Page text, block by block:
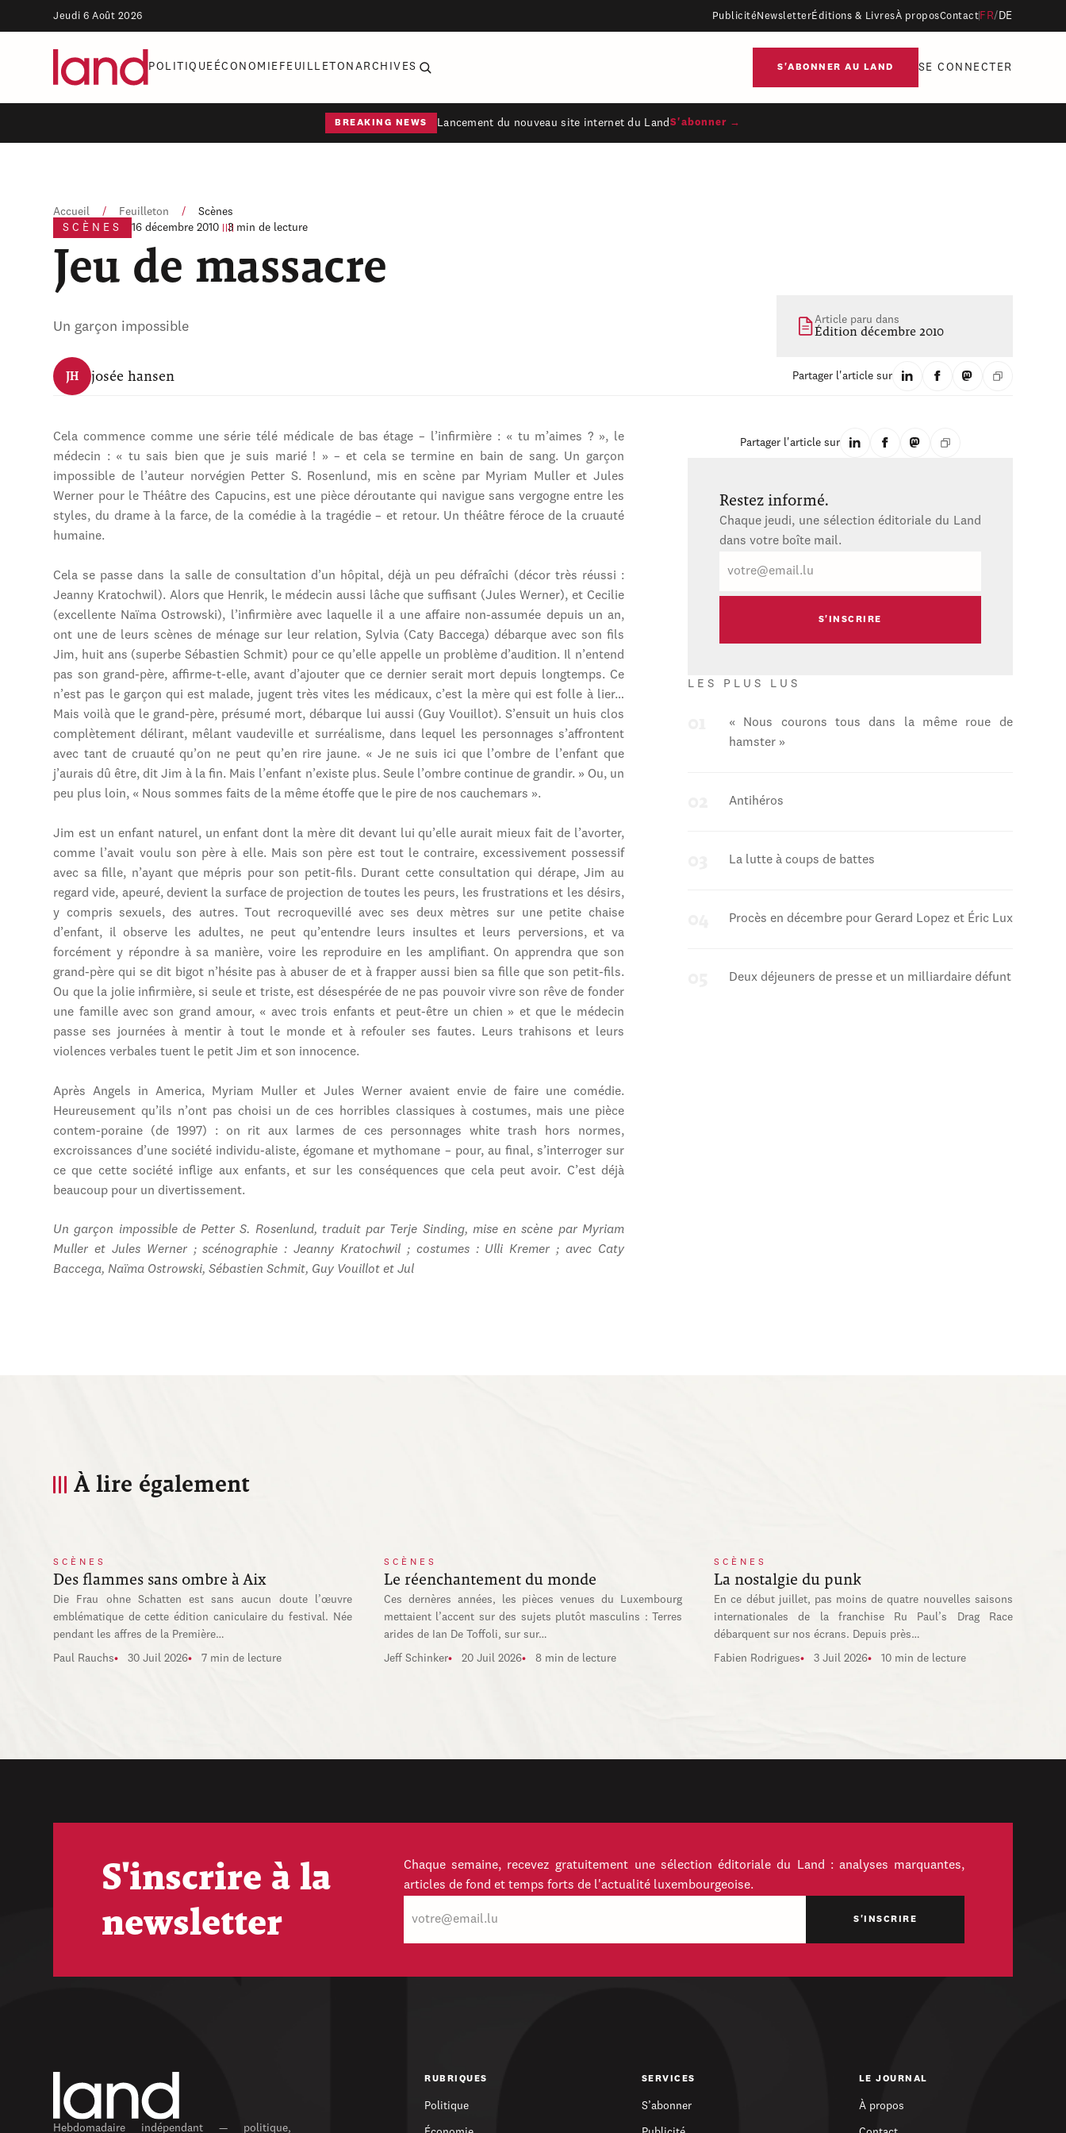
Jeudi 6 Août 2026 Publicité NewsletterÉditions & LivresÀ proposContact FR/ DE
POLITIQUE ÉCONOMIE FEUILLETON ARCHIVES S'ABONNER AU LAND SE CONNECTER
BREAKING NEWS Lancement du nouveau site internet du Land S'abonner →
Accueil / Feuilleton /
Scènes
SCÈNES
16 décembre 2010 3 min de lecture
Jeu de massacre
Un garçon impossible Article paru dans
Édition décembre 2010
JH josée hansen Partager l'article sur
Cela commence comme une série télé médicale de bas étage – l’infirmière : « tu m’aimes ? », le
médecin : « tu sais bien que je suis marié ! » – et cela se termine en bain de sang. Un garçon
impossible de l’auteur norvégien Petter S. Rosenlund, mis en scène par Myriam Muller et Jules
Werner pour le Théâtre des Capucins, est une pièce déroutante qui navigue sans vergogne entre les
styles, du drame à la farce, de la comédie à la tragédie – et retour. Un théâtre féroce de la cruauté
humaine.
Cela se passe dans la salle de consultation d’un hôpital, déjà un peu défraîchi (décor très réussi :
Jeanny Kratochwil). Alors que Henrik, le médecin aussi lâche que suffisant (Jules Werner), et Cecilie
(excellente Naïma Ostrowski), l’infirmière avec laquelle il a une affaire non-assumée depuis un an,
ont une de leurs scènes de ménage sur leur relation, Sylvia (Caty Baccega) débarque avec son fils
Jim, huit ans (superbe Sébastien Schmit) pour ce qu’elle appelle un problème d’audition. Il n’entend
pas son grand-père, affirme-t-elle, avant d’ajouter que ce dernier serait mort depuis longtemps. Ce
n’est pas le garçon qui est malade, jugent très vites les médicaux, c’est la mère qui est folle à lier…
Mais voilà que le grand-père, présumé mort, débarque lui aussi (Guy Vouillot). S’ensuit un huis clos
complètement délirant, mêlant vaudeville et surréalisme, dans lequel les personnages s’affrontent
avec tant de cruauté qu’on ne peut qu’en rire jaune. « Je ne suis ici que l’ombre de l’enfant que
j’aurais dû être, dit Jim à la fin. Mais l’enfant n’existe plus. Seule l’ombre continue de grandir. » Ou, un
peu plus loin, « Nous sommes faits de la même étoffe que le pire de nos cauchemars ».
Jim est un enfant naturel, un enfant dont la mère dit devant lui qu’elle aurait mieux fait de l’avorter,
comme l’avait voulu son père à elle. Mais son père est tout le contraire, excessivement possessif
avec sa fille, n’ayant que mépris pour son petit-fils. Durant cette consultation qui dérape, Jim au
regard vide, apeuré, devient la surface de projection de toutes les peurs, les frustrations et les désirs,
y compris sexuels, des autres. Tout recroquevillé avec ses deux mètres sur une petite chaise
d’enfant, il observe les adultes, ne peut qu’entendre leurs insultes et leurs perversions, et va
forcément y répondre à sa manière, voire les reproduire en les amplifiant. On apprendra que son
grand-père qui se dit bigot n’hésite pas à abuser de et à frapper aussi bien sa fille que son petit-fils.
Ou que la jolie infirmière, si seule et triste, est désespérée de ne pas pouvoir vivre son rêve de fonder
une famille avec son grand amour, « avec trois enfants et peut-être un chien » et que le médecin
passe ses journées à mentir à tout le monde et à refouler ses fautes. Leurs trahisons et leurs
violences verbales tuent le petit Jim et son innocence.
Après Angels in America, Myriam Muller et Jules Werner avaient envie de faire une comédie.
Heureusement qu’ils n’ont pas choisi un de ces horribles classiques à costumes, mais une pièce
contem-poraine (de 1997) : on rit aux larmes de ces personnages white trash hors normes,
excroissances d’une société individu-aliste, égomane et mythomane – pour, au final, s’interroger sur
ce que cette société inflige aux enfants, et sur les conséquences que cela peut avoir. C’est déjà
beaucoup pour un divertissement.
Un garçon impossible de Petter S. Rosenlund, traduit par Terje Sinding, mise en scène par Myriam
Muller et Jules Werner ; scénographie : Jeanny Kratochwil ; costumes : Ulli Kremer ; avec Caty
Baccega, Naïma Ostrowski, Sébastien Schmit, Guy Vouillot et Jul
Partager l'article sur
Restez informé.
Chaque jeudi, une sélection éditoriale du Land
dans votre boîte mail.
mail
LES PLUS LUS
« Nous courons tous dans la même roue de
hamster »
Antihéros
La lutte à coups de battes
Procès en décembre pour Gerard Lopez et Éric Lux
Deux déjeuners de presse et un milliardaire défunt
À lire également
SCÈNES
Des flammes sans ombre à Aix
Die Frau ohne Schatten est sans aucun doute l’œuvre
emblématique de cette édition caniculaire du festival. Née
pendant les affres de la Première…
Paul Rauchs 30 Juil 2026 7 min de lecture
SCÈNES
Le réenchantement du monde
Ces dernères années, les pièces venues du Luxembourg
mettaient l’accent sur des sujets plutôt masculins : Terres
arides de Ian De Toffoli, sur sur…
Jeff Schinker 20 Juil 2026 8 min de lecture
SCÈNES
La nostalgie du punk
En ce début juillet, pas moins de quatre nouvelles saisons
internationales de la franchise Ru Paul’s Drag Race
débarquent sur nos écrans. Depuis près…
Fabien Rodrigues 3 Juil 2026 10 min de lecture
S'inscrire à la
newsletter
Chaque semaine, recevez gratuitement une sélection éditoriale du Land : analyses marquantes,
articles de fond et temps forts de l'actualité luxembourgeoise.
mail
Hebdomadaire indépendant — politique,
RUBRIQUES
Politique
SERVICES
S’abonner
LE JOURNAL
À propos